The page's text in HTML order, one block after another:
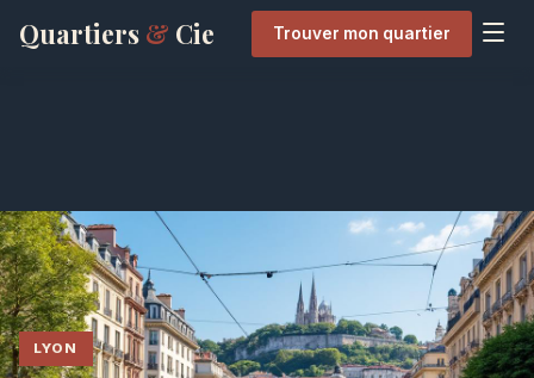
Quartiers & Cie Trouver mon quartier
LYON